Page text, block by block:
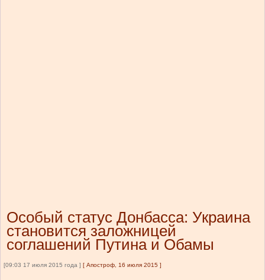
Особый статус Донбасса: Украина
становится заложницей
соглашений Путина и Обамы
[09:03 17 июля 2015 года ] [ Апостроф, 16 июля 2015 ]